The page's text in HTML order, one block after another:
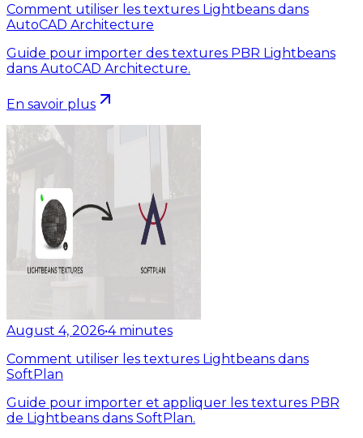
Comment utiliser les textures Lightbeans dans
AutoCAD Architecture
Guide pour importer des textures PBR Lightbeans
dans AutoCAD Architecture.
En savoir plus
August 4, 2026•4 minutes
Comment utiliser les textures Lightbeans dans
SoftPlan
Guide pour importer et appliquer les textures PBR
de Lightbeans dans SoftPlan.